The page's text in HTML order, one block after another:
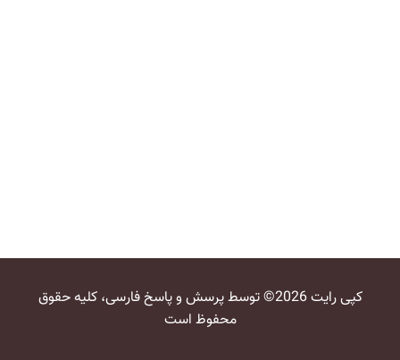
کپی رایت 2026© توسط پرسش و پاسخ فارسی، کلیه حقوق
محفوظ است